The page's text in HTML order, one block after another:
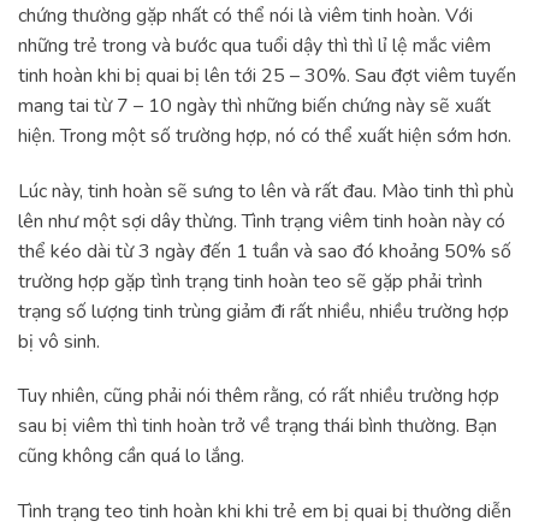
chứng thường gặp nhất có thể nói là viêm tinh hoàn. Với
những trẻ trong và bước qua tuổi dậy thì thì lỉ lệ mắc viêm
tinh hoàn khi bị quai bị lên tới 25 – 30%. Sau đợt viêm tuyến
mang tai từ 7 – 10 ngày thì những biến chứng này sẽ xuất
hiện. Trong một số trường hợp, nó có thể xuất hiện sớm hơn.
Lúc này, tinh hoàn sẽ sưng to lên và rất đau. Mào tinh thì phù
lên như một sợi dây thừng. Tình trạng viêm tinh hoàn này có
thể kéo dài từ 3 ngày đến 1 tuần và sao đó khoảng 50% số
trường hợp gặp tình trạng tinh hoàn teo sẽ gặp phải trình
trạng số lượng tinh trùng giảm đi rất nhiều, nhiều trường hợp
bị vô sinh.
Tuy nhiên, cũng phải nói thêm rằng, có rất nhiều trường hợp
sau bị viêm thì tinh hoàn trở về trạng thái bình thường. Bạn
cũng không cần quá lo lắng.
Tình trạng teo tinh hoàn khi khi trẻ em bị quai bị thường diễn